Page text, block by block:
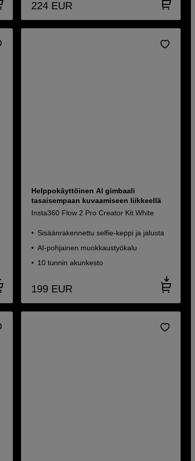
224 EUR
Helppokäyttöinen AI gimbaali
tasaisempaan kuvaamiseen liikkeellä
Insta360 Flow 2 Pro Creator Kit White
Sisäänrakennettu selfie-keppi ja jalusta
AI-pohjainen muokkaustyökalu
10 tunnin akunkesto
199 EUR